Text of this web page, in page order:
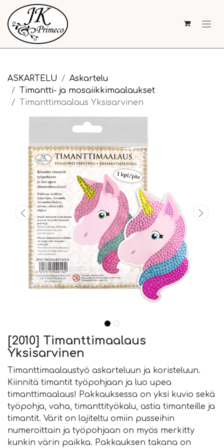
ASKARTELU
Askartelu
Timantti- ja mosaiikkimaalaukset
Timanttimaalaus Yksisarvinen
[2010] Timanttimaalaus
Yksisarvinen
Timanttimaalaustyö askarteluun ja koristeluun.
Kiinnitä timantit työpohjaan ja luo upea
timanttimaalaus! Pakkauksessa on yksi kuvio sekä
työpohja, vaha, timanttityökalu, astia timanteille ja
timantit. Värit on lajiteltu omiin pusseihin
numeroittain ja työpohjaan on myös merkitty
kunkin värin paikka. Pakkauksen takana on